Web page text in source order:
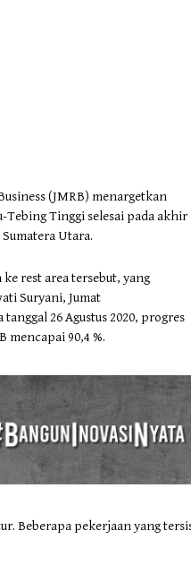
(JMRB) menargetkan
Tebing Tinggi selesai pada akhir
Utara.
rest area tersebut, yang
Suryani, Jumat
26 Agustus 2020, progres
mencapai 90,4 %.
Beberapa pekerjaan yang